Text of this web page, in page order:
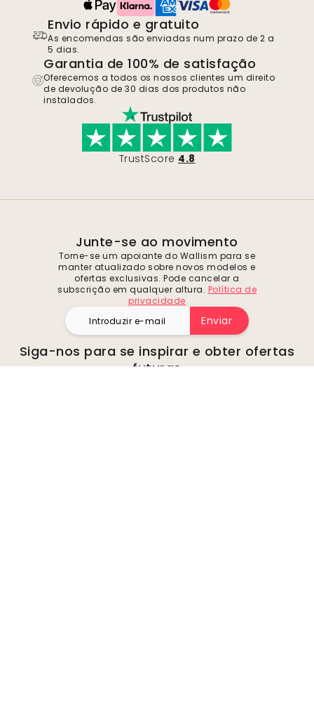
Envio rápido e gratuito
As encomendas são enviadas num prazo de 2 a
5 dias.
Garantia de 100% de satisfação
Oferecemos a todos os nossos clientes um direito
de devolução de 30 dias dos produtos não
instalados.
TrustScore 4.8
Junte-se ao movimento
Torne-se um apoiante do Wallism para se
manter atualizado sobre novos modelos e
ofertas exclusivas. Pode cancelar a
subscrição em qualquer altura. Política de
privacidade
Enviar
Siga-nos para se inspirar e obter ofertas
futuras